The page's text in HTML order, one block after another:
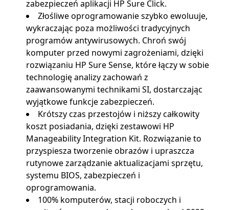
zabezpieczeń aplikacji HP Sure Click.
Złośliwe oprogramowanie szybko ewoluuje,
wykraczając poza możliwości tradycyjnych
programów antywirusowych. Chroń swój
komputer przed nowymi zagrożeniami, dzięki
rozwiązaniu HP Sure Sense, które łączy w sobie
technologię analizy zachowań z
zaawansowanymi technikami SI, dostarczając
wyjątkowe funkcje zabezpieczeń.
Krótszy czas przestojów i niższy całkowity
koszt posiadania, dzięki zestawowi HP
Manageability Integration Kit. Rozwiązanie to
przyspiesza tworzenie obrazów i upraszcza
rutynowe zarządzanie aktualizacjami sprzętu,
systemu BIOS, zabezpieczeń i
oprogramowania.
100% komputerów, stacji roboczych i